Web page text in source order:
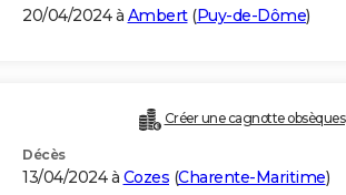
20/04/2024 à Ambert(Puy-de-Dôme)
Créer une cagnotte obsèques
Décès
13/04/2024 à Cozes (Charente-Maritime)